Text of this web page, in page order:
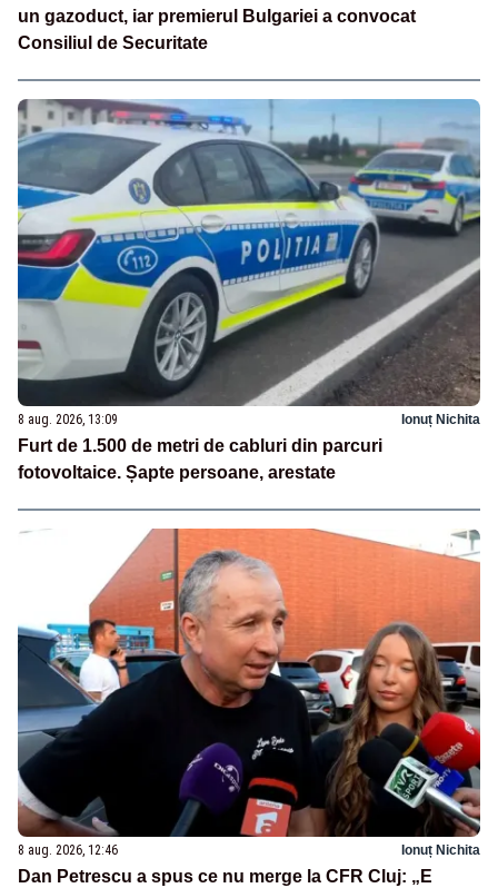
un gazoduct, iar premierul Bulgariei a convocat
Consiliul de Securitate
8 aug. 2026, 13:09 Ionuț Nichita
Furt de 1.500 de metri de cabluri din parcuri
fotovoltaice. Șapte persoane, arestate
8 aug. 2026, 12:46 Ionuț Nichita
Dan Petrescu a spus ce nu merge la CFR Cluj: „E